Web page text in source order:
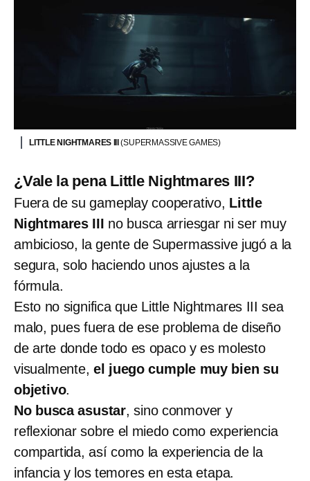
LITTLE NIGHTMARES III(SUPERMASSIVE GAMES)
¿Vale la pena Little Nightmares III?
Fuera de su gameplay cooperativo, Little
Nightmares III no busca arriesgar ni ser muy
ambicioso, la gente de Supermassive jugó a la
segura, solo haciendo unos ajustes a la
fórmula.
Esto no significa que Little Nightmares III sea
malo, pues fuera de ese problema de diseño
de arte donde todo es opaco y es molesto
visualmente,el juego cumple muy bien su
objetivo.
No busca asustar, sino conmover y
reflexionar sobre el miedo como experiencia
compartida, así como la experiencia de la
infancia y los temores en esta etapa.